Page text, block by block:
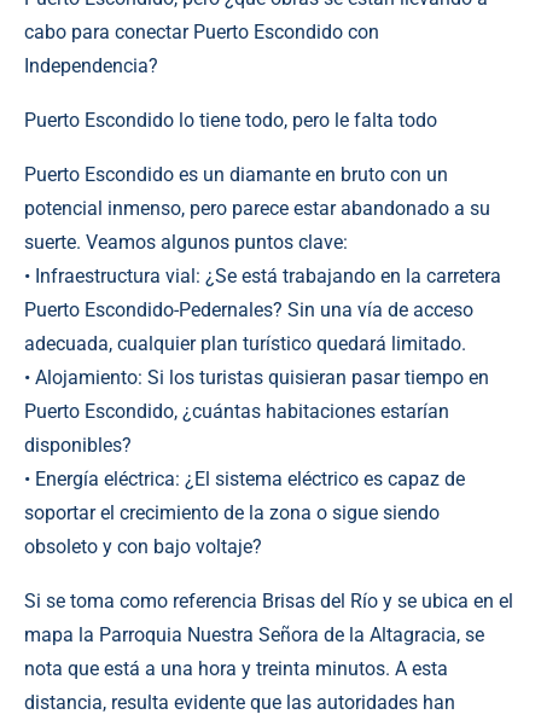
cabo para conectar Puerto Escondido con
Independencia?
Puerto Escondido lo tiene todo, pero le falta todo
Puerto Escondido es un diamante en bruto con un
potencial inmenso, pero parece estar abandonado a su
suerte. Veamos algunos puntos clave:
• Infraestructura vial: ¿Se está trabajando en la carretera
Puerto Escondido-Pedernales? Sin una vía de acceso
adecuada, cualquier plan turístico quedará limitado.
• Alojamiento: Si los turistas quisieran pasar tiempo en
Puerto Escondido, ¿cuántas habitaciones estarían
disponibles?
• Energía eléctrica: ¿El sistema eléctrico es capaz de
soportar el crecimiento de la zona o sigue siendo
obsoleto y con bajo voltaje?
Si se toma como referencia Brisas del Río y se ubica en el
mapa la Parroquia Nuestra Señora de la Altagracia, se
nota que está a una hora y treinta minutos. A esta
distancia, resulta evidente que las autoridades han